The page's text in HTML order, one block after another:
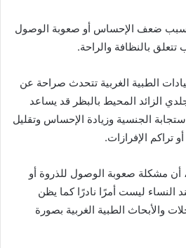
بسبب ضعف الإحساس أو صعوبة الوصول
تتعلق بالنظافة والراحة.
الطبية الغربية تتحدث صراحة عن
الزائد المحيط بالبظر قد يساعد
الجنسية وزيادة الإحساس وتقليل
تراكم الإفرازات.
أن مشكلة صعوبة الوصول للذروة أو
النساء ليست أمرًا نادرًا كما يظن
والأبحاث الطبية الغربية بصورة